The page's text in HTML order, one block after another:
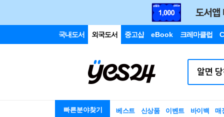
국내도서 외국도서 중고샵 eBook 크레마클럽
빠른분야찾기 베스트 신상품 이벤트 바이백 매